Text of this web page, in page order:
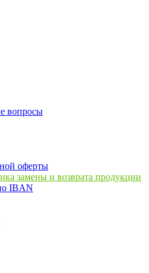
вопросы
оферты
замены и возврата продукции
IBAN